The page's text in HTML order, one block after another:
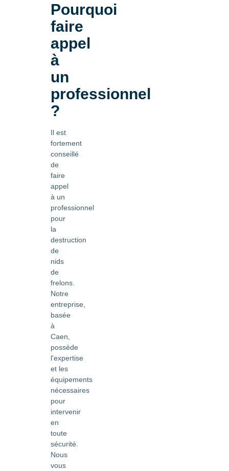
Pourquoi
faire
appel
à
un
professionnel
?
Il est
fortement
conseillé
de
faire
appel
à un
professionnel
pour
la
destruction
de
nids
de
frelons.
Notre
entreprise,
basée
à
Caen,
possède
l'expertise
et les
équipements
nécessaires
pour
intervenir
en
toute
sécurité.
Nous
vous